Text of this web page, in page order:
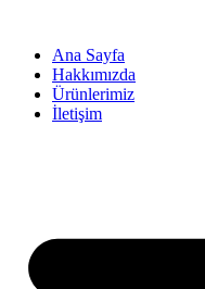
Ana Sayfa
Hakkımızda
Ürünlerimiz
İletişim